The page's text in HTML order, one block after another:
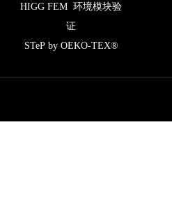
HIGG FEM 环境模块验
证
STeP by OEKO-TEX®